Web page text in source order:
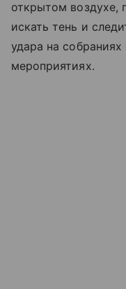
открытом воздухе,
искать тень и
удара на
мероприятиях.